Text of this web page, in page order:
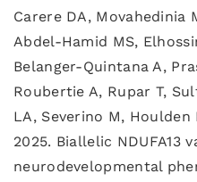
Carere DA, Movahedinia
Abdel-Hamid MS,
Belanger-Quintana A,
Roubertie A, Rupar T,
LA, Severino M, Houlden
2025. Biallelic NDUFA13
neurodevelopmental